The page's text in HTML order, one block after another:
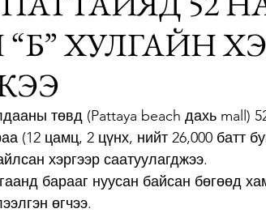
ХУЛГАЙН
төвд (Pattaya beach дахь mall)
(12 цамц, 2 цүнх, нийт 26,000 батт
хэргээр саатуулагджээ.
барааг нуусан байсан бөгөөд
өгчээ.